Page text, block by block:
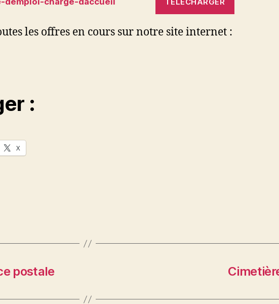
les offres en cours sur notre site internet :
:
X
postale